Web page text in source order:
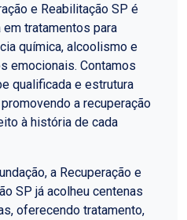
e Reabilitação SP é
tratamentos para
química, alcoolismo e
emocionais. Contamos
qualificada e estrutura
a recuperação
à história de cada
a Recuperação e
SP já acolheu centenas
oferecendo tratamento,